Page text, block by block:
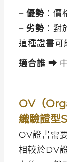
– 優勢：價
– 劣勢：對
這種證書可
適合誰 ⮕
OV（
織驗證型
OV證書需
相較於DV